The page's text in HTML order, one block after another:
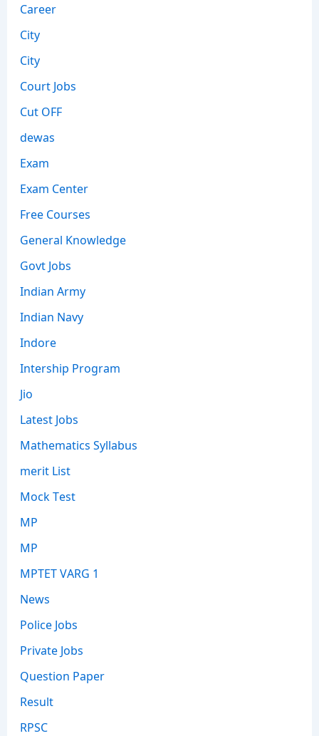
Career
City
City
Court Jobs
Cut OFF
dewas
Exam
Exam Center
Free Courses
General Knowledge
Govt Jobs
Indian Army
Indian Navy
Indore
Intership Program
Jio
Latest Jobs
Mathematics Syllabus
merit List
Mock Test
MP
MP
MPTET VARG 1
News
Police Jobs
Private Jobs
Question Paper
Result
RPSC